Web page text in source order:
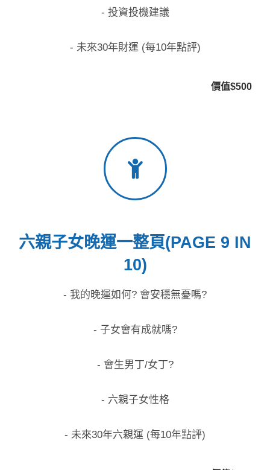
- 投資投機建議
- 未來30年財運 (每10年點評)
價值$500
六親子女晚運一整頁(PAGE 9 IN
10)
- 我的晚運如何? 會安穩無憂嗎?
- 子女會有成就嗎?
- 會生男丁/女丁?
- 六親子女性格
- 未來30年六親運 (每10年點評)